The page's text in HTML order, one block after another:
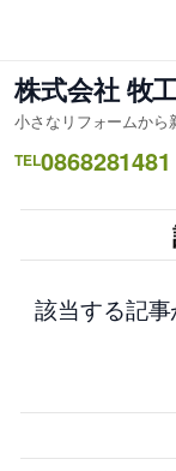
を
ス
キ
ッ
株式会社 牧
小さなリフォームから
TEL0868281481
該当する記事